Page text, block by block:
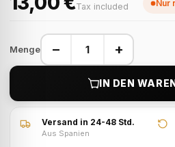
Tax included Nur
Menge − +
IN DEN
Versand in 24-48 Std.
Aus Spanien